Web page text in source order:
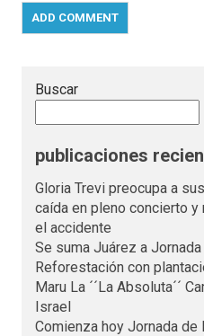
Buscar
publicaciones
Gloria Trevi preocupa a
caída en pleno concierto
el accidente
Se suma Juárez a
Reforestación con
Maru La ´´La Absoluta´´
Israel
Comienza hoy Jornada